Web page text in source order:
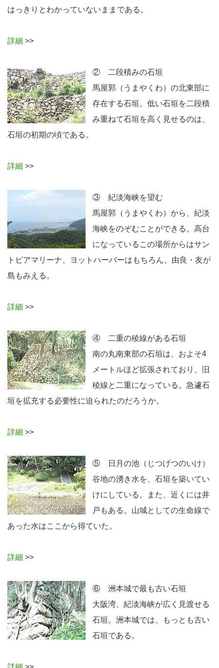
はっきりとわかっていないままである。
詳細 >>
② 二段積みの石垣
馬屋郭（うまやくわ）の北東部に
存在する石垣。低い石垣を二段積
み重ねて石垣を高く見せるのは、
石垣の初期の頃である。
詳細 >>
③ 紀淡海峡を望む
馬屋郭（うまやくわ）から、紀淡
海峡をのぞむことができる。高台
になっているこの場所からはサン
トピアマリーナ、ヨットハーバーはもちろん、由良・友が
島もみえる。
詳細 >>
④ 二重の稜線がある石垣
南の丸南東部の石垣は、およそ4
メートルほど拡張されており、旧
稜線と二重になっている。急遽石
垣を拡充する必要性に迫られたのだろうか。
詳細 >>
⑤ 日月の池（じつげつのいけ）
谷地の湧き水を、石垣を築いてい
けにしている。また、近くには井
戸もある。山城としての生命線で
あった水はここから得ていた。
詳細 >>
⑥ 洲本城で最も古い石垣
大阪湾、紀淡海峡が広く見渡せる
石垣。洲本城では、もっとも古い
石垣である。